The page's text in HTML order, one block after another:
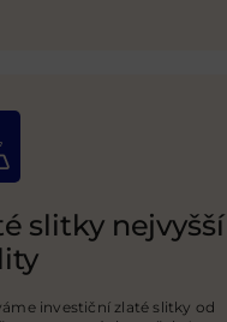
slitky nejvyšší
investiční zlaté slitky od